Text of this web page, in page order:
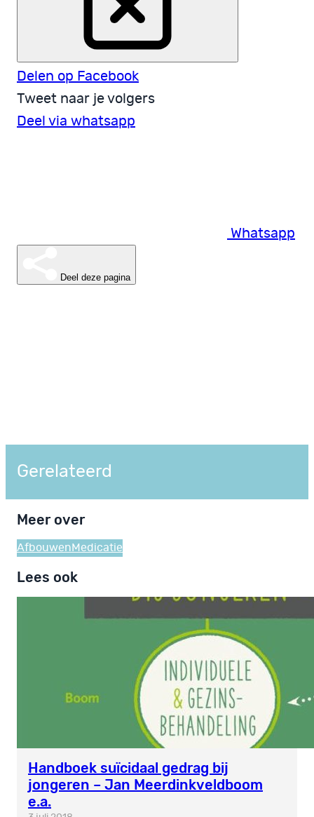
Delen op Facebook
Tweet naar je volgers
Deel via whatsapp
Whatsapp
Deel deze pagina
Gerelateerd
Meer over
Afbouwen Medicatie
Lees ook
Handboek suïcidaal gedrag bij
jongeren – Jan Meerdinkveldboom
e.a.